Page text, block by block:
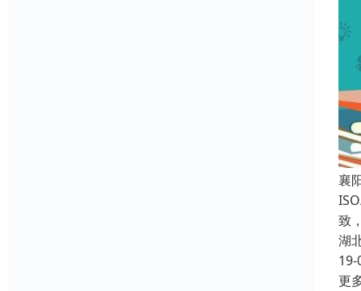
襄
致
湖
19-
更